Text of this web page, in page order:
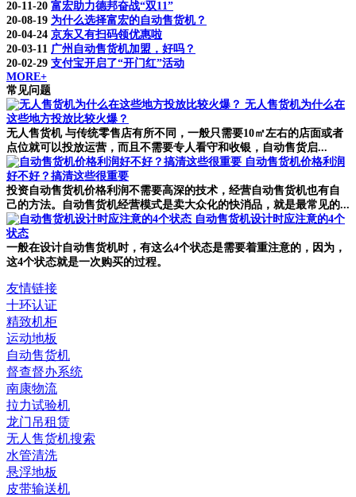
20-11-20 富宏助力德邦奋战“双11”
20-08-19 为什么选择富宏的自动售货机？
20-04-24 京东又有扫码领优惠啦
20-03-11 广州自动售货机加盟，好吗？
20-02-29 支付宝开启了“开门红”活动
MORE+
常见问题
无人售货机为什么在
这些地方投放比较火爆？
无人售货机 与传统零售店有所不同，一般只需要10㎡左右的店面或者
点位就可以投放运营，而且不需要专人看守和收银，自动售货启...
自动售货机价格利润
好不好？搞清这些很重要
投资自动售货机价格利润不需要高深的技术，经营自动售货机也有自
己的方法。自动售货机经营模式是卖大众化的快消品，就是最常见的...
自动售货机设计时应注意的4个
状态
一般在设计自动售货机时，有这么4个状态是需要着重注意的，因为，
这4个状态就是一次购买的过程。
友情链接
十环认证
精致机柜
运动地板
自动售货机
督查督办系统
南康物流
拉力试验机
龙门吊租赁
无人售货机搜索
水管清洗
悬浮地板
皮带输送机